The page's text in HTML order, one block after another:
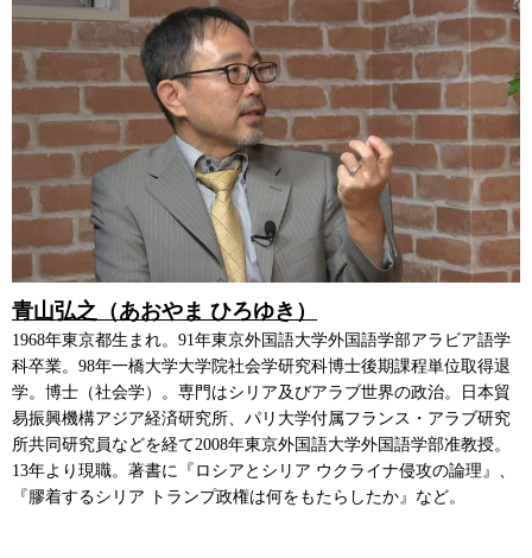
青山弘之（あおやま ひろゆき）
1968年東京都生まれ。91年東京外国語大学外国語学部アラビア語学
科卒業。98年一橋大学大学院社会学研究科博士後期課程単位取得退
学。博士（社会学）。専門はシリア及びアラブ世界の政治。日本貿
易振興機構アジア経済研究所、パリ大学付属フランス・アラブ研究
所共同研究員などを経て2008年東京外国語大学外国語学部准教授。
13年より現職。著書に『ロシアとシリア ウクライナ侵攻の論理』、
『膠着するシリア トランプ政権は何をもたらしたか』など。